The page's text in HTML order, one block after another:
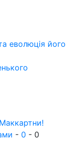
еволюція його
- 0 - 0